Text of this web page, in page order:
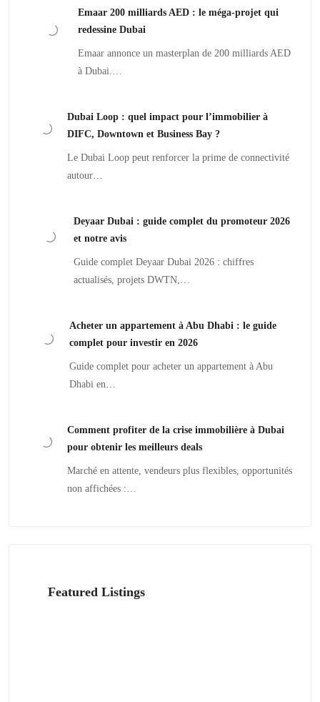
Emaar 200 milliards AED : le méga-projet qui
redessine Dubai
Emaar annonce un masterplan de 200 milliards AED
à Dubai.…
Dubai Loop : quel impact pour l’immobilier à
DIFC, Downtown et Business Bay ?
Le Dubai Loop peut renforcer la prime de connectivité
autour…
Deyaar Dubai : guide complet du promoteur 2026
et notre avis
Guide complet Deyaar Dubai 2026 : chiffres
actualisés, projets DWTN,…
Acheter un appartement à Abu Dhabi : le guide
complet pour investir en 2026
Guide complet pour acheter un appartement à Abu
Dhabi en…
Comment profiter de la crise immobilière à Dubai
pour obtenir les meilleurs deals
Marché en attente, vendeurs plus flexibles, opportunités
non affichées :…
Featured Listings